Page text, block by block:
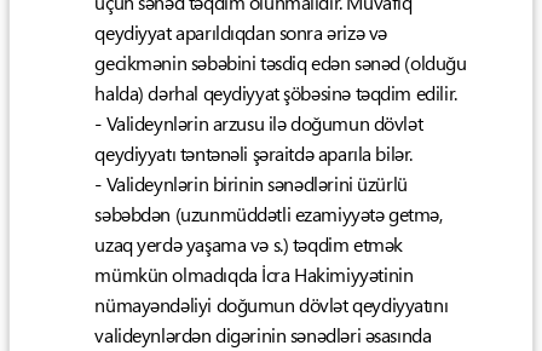
qeydiyyat aparıldıqdan sonra ərizə və
gecikmənin səbəbini təsdiq edən sənəd (olduğu
halda) dərhal qeydiyyat şöbəsinə təqdim edilir.
- Valideynlərin arzusu ilə doğumun dövlət
qeydiyyatı təntənəli şəraitdə aparıla bilər.
- Valideynlərin birinin sənədlərini üzürlü
səbəbdən (uzunmüddətli ezamiyyətə getmə,
uzaq yerdə yaşama və s.) təqdim etmək
mümkün olmadıqda İcra Hakimiyyətinin
nümayəndəliyi doğumun dövlət qeydiyyatını
valideynlərdən digərinin sənədləri əsasında